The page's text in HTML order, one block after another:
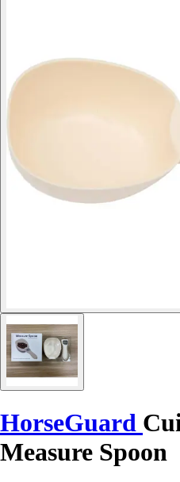
HorseGuard
Measure Spoon